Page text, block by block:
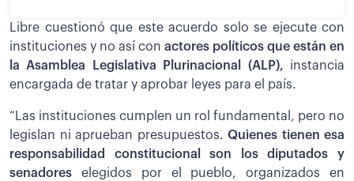
Libre cuestionó que este acuerdo solo se ejecute con
instituciones y no así con actores políticos que están en
la Asamblea Legislativa Plurinacional (ALP), instancia
encargada de tratar y aprobar leyes para el país.
“Las instituciones cumplen un rol fundamental, pero no
legislan ni aprueban presupuestos. Quienes tienen esa
responsabilidad constitucional son los diputados y
senadores elegidos por el pueblo, organizados en